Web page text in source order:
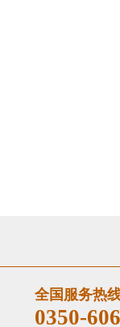
全国服务热
0350-